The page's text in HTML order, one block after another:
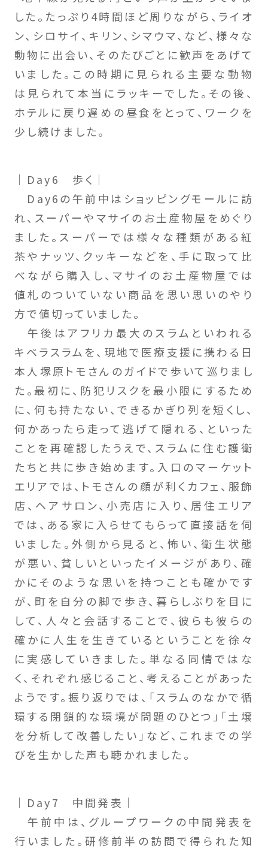
した。たっぷり4時間ほど周りながら、ライオ
ン、シロサイ、キリン、シマウマ、など、様々な
動物に出会い、そのたびごとに歓声をあげて
いました。この時期に見られる主要な動物
は見られて本当にラッキーでした。その後、
ホテルに戻り遅めの昼食をとって、ワークを
少し続けました。
｜Day6 歩く｜
Day6の午前中はショッピングモールに訪
れ、スーパーやマサイのお土産物屋をめぐり
ました。スーパーでは様々な種類がある紅
茶やナッツ、クッキーなどを、手に取って比
べながら購入し、マサイのお土産物屋では
値札のついていない商品を思い思いのやり
方で値切っていました。
午後はアフリカ最大のスラムといわれる
キベラスラムを、現地で医療支援に携わる日
本人塚原トモさんのガイドで歩いて巡りまし
た。最初に、防犯リスクを最小限にするため
に、何も持たない、できるかぎり列を短くし、
何かあったら走って逃げて隠れる、といった
ことを再確認したうえで、スラムに住む護衛
たちと共に歩き始めます。入口のマーケット
エリアでは、トモさんの顔が利くカフェ、服飾
店、ヘアサロン、小売店に入り、居住エリア
では、ある家に入らせてもらって直接話を伺
いました。外側から見ると、怖い、衛生状態
が悪い、貧しいといったイメージがあり、確
かにそのような思いを持つことも確かです
が、町を自分の脚で歩き、暮らしぶりを目に
して、人々と会話することで、彼らも彼らの
確かに人生を生きているということを徐々
に実感していきました。単なる同情ではな
く、それぞれ感じること、考えることがあった
ようです。振り返りでは、「スラムのなかで循
環する閉鎖的な環境が問題のひとつ」「土壌
を分析して改善したい」など、これまでの学
びを生かした声も聴かれました。
｜Day7 中間発表｜
午前中は、グループワークの中間発表を
行いました。研修前半の訪問で得られた知